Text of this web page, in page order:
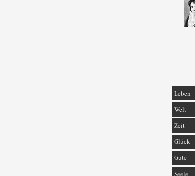
Leben
Welt
Zeit
Glück
Güte
Seele